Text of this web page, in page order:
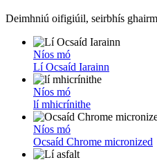
Deimhniú oifigiúil, seirbhís
Níos mó
Lí Ocsaíd Iarainn
Níos mó
lí mhicrínithe
Níos mó
Ocsaíd Chrome micronized